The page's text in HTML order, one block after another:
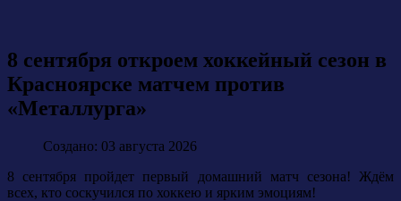
8 сентября откроем хоккейный сезон в
Красноярске матчем против
«Металлурга»
Создано: 03 августа 2026
8 сентября пройдет первый домашний матч сезона! Ждём
всех, кто соскучился по хоккею и ярким эмоциям!